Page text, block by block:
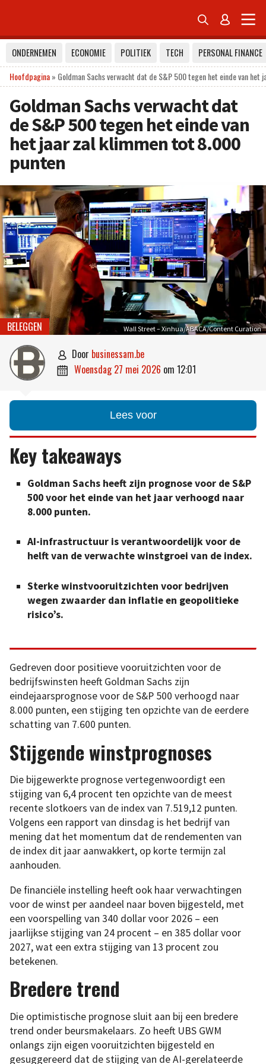
 
ONDERNEMEN ECONOMIE POLITIEK TECH
PERSONAL FINANCE
Hoofdpagina» Goldman Sachs verwacht dat de S&P 500 tegen het einde van
Goldman Sachs verwacht dat
de S&P 500 tegen het einde van
het jaar zal klimmen tot 8.000
punten
Wall Street – Xinhua/ABACA/Content Curation
BELEGGEN
 door businessam.be
 woensdag 27 mei 2026 om 12:01
Lees voor
Key takeaways
Goldman Sachs heeft zijn prognose voor de S&P
500 voor het einde van het jaar verhoogd naar
8.000 punten.
AI-infrastructuur is verantwoordelijk voor de
helft van de verwachte winstgroei van de index.
Sterke winstvooruitzichten voor bedrijven
wegen zwaarder dan inflatie en geopolitieke
risico’s.
Gedreven door positieve vooruitzichten voor de
bedrijfswinsten heeft Goldman Sachs zijn
eindejaarsprognose voor de S&P 500 verhoogd naar
8.000 punten, een stijging ten opzichte van de eerdere
schatting van 7.600 punten.
Stijgende winstprognoses
Die bijgewerkte prognose vertegenwoordigt een
stijging van 6,4 procent ten opzichte van de meest
recente slotkoers van de index van 7.519,12 punten.
Volgens een rapport van dinsdag is het bedrijf van
mening dat het momentum dat de rendementen van
de index dit jaar aanwakkert, op korte termijn zal
aanhouden.
De financiële instelling heeft ook haar verwachtingen
voor de winst per aandeel naar boven bijgesteld, met
een voorspelling van 340 dollar voor 2026 – een
jaarlijkse stijging van 24 procent – en 385 dollar voor
2027, wat een extra stijging van 13 procent zou
betekenen.
Bredere trend
Die optimistische prognose sluit aan bij een bredere
trend onder beursmakelaars. Zo heeft UBS GWM
onlangs zijn eigen vooruitzichten bijgesteld en
gesuggereerd dat de stijging van de AI-gerelateerde